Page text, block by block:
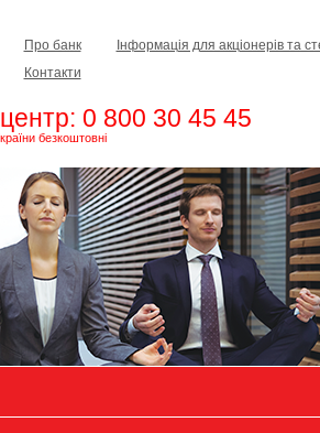
Про банк
Інформація для акціонерів та
Контакти
0 800 30 45 45
безкоштовні